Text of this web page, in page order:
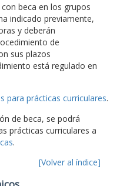
beca en los grupos
indicado previamente,
y deberán
de
sus plazos
está regulado en
para prácticas curriculares.
de beca, se podrá
prácticas curriculares a
.
[Volver al índice]